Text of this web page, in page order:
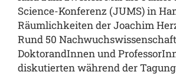
Science-Konferenz (JUMS) in
Räumlichkeiten der Joachim
Rund 50
DoktorandInnen und
diskutierten während der Tagung